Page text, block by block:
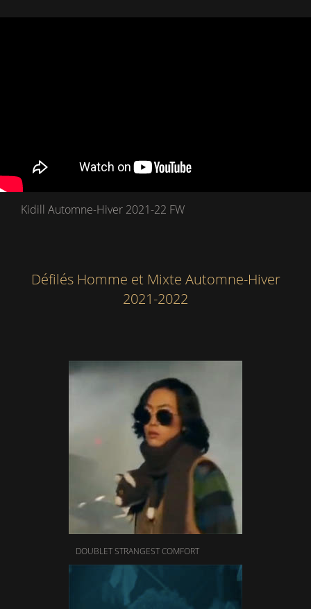
Kidill Automne-Hiver 2021-22 FW
Défilés Homme et Mixte Automne-Hiver
2021-2022
DOUBLET STRANGEST COMFORT